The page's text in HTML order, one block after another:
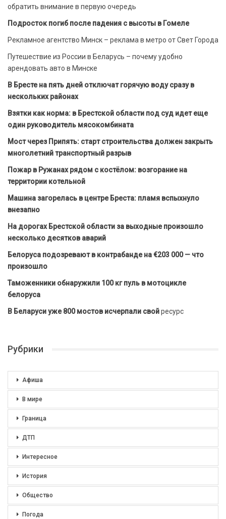
обратить внимание в первую очередь
Подросток погиб после падения с высоты в Гомеле
Рекламное агентство Минск – реклама в метро от Свет Города
Путешествие из России в Беларусь – почему удобно
арендовать авто в Минске
В Бресте на пять дней отключат горячую воду сразу в
нескольких районах
Взятки как норма: в Брестской области под суд идет еще
один руководитель мясокомбината
Мост через Припять: старт строительства должен закрыть
многолетний транспортный разрыв
Пожар в Ружанах рядом с костёлом: возгорание на
территории котельной
Машина загорелась в центре Бреста: пламя вспыхнуло
внезапно
На дорогах Брестской области за выходные произошло
несколько десятков аварий
Белоруса подозревают в контрабанде на €203 000 — что
произошло
Таможенники обнаружили 100 кг пуль в мотоцикле
белоруса
В Беларуси уже 800 мостов исчерпали свойресурс
Рубрики
Афиша
В мире
Граница
ДТП
Интересное
История
Общество
Погода